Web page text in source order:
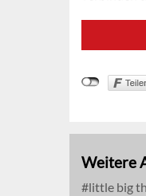
Weitere
little big